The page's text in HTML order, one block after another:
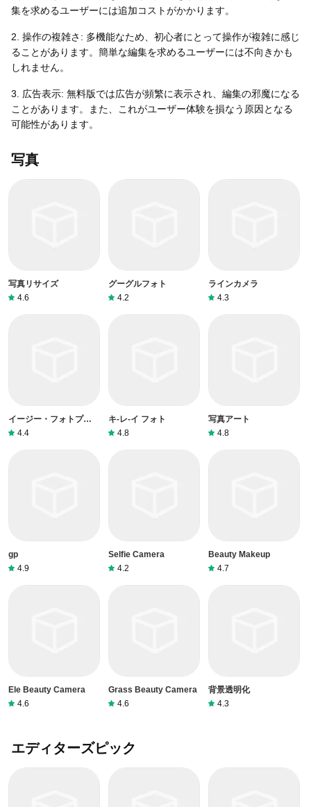
集を求めるユーザーには追加コストがかかります。
2. 操作の複雑さ: 多機能なため、初心者にとって操作が複雑に感じ
ることがあります。簡単な編集を求めるユーザーには不向きかも
しれません。
3. 広告表示: 無料版では広告が頻繁に表示され、編集の邪魔になる
ことがあります。また、これがユーザー体験を損なう原因となる
可能性があります。
写真
写真リサイズ
4.6
グーグルフォト
4.2
ラインカメラ
4.3
イージー・フォトプリン
ト・エディター
4.4
キ-レ-イ フォト
4.8
写真アート
4.8
gp
4.9
Selfie Camera
4.2
Beauty Makeup
4.7
Ele Beauty Camera
4.6
Grass Beauty Camera
4.6
背景透明化
4.3
エディターズピック